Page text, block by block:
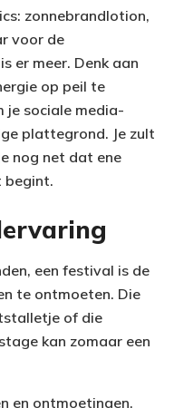
zonnebrandlotion,
voor de
er meer. Denk aan
op peil te
je sociale media-
plattegrond. Je zult
nog net dat ene
begint.
een festival is de
te ontmoeten. Die
of die
kan zomaar een
en ontmoetingen,